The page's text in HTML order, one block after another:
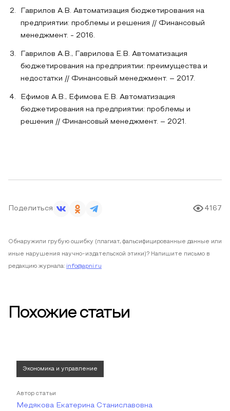
Гаврилов А.В. Автоматизация бюджетирования на
предприятии: проблемы и решения // Финансовый
менеджмент. - 2016.
Гаврилов А.В., Гаврилова Е.В. Автоматизация
бюджетирования на предприятии: преимущества и
недостатки // Финансовый менеджмент. – 2017.
Ефимов А.В., Ефимова Е.В. Автоматизация
бюджетирования на предприятии: проблемы и
решения // Финансовый менеджмент. – 2021.
Поделиться 4167
Обнаружили грубую ошибку (плагиат, фальсифицированные данные или
иные нарушения научно-издательской этики)? Напишите письмо в
редакцию журнала: info@apni.ru
Похожие статьи
Экономика и управление
Автор статьи
Медякова Екатерина Станиславовна